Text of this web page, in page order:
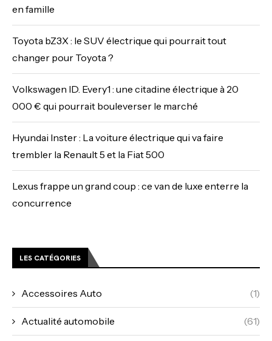
en famille
Toyota bZ3X : le SUV électrique qui pourrait tout
changer pour Toyota ?
Volkswagen ID. Every1 : une citadine électrique à 20
000 € qui pourrait bouleverser le marché
Hyundai Inster : La voiture électrique qui va faire
trembler la Renault 5 et la Fiat 500
Lexus frappe un grand coup : ce van de luxe enterre la
concurrence
LES CATÉGORIES
Accessoires Auto (1)
Actualité automobile (61)